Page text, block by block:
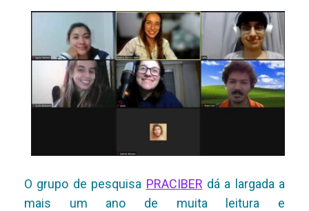
O grupo de pesquisa PRACIBER dá a largada a
mais um ano de muita leitura e